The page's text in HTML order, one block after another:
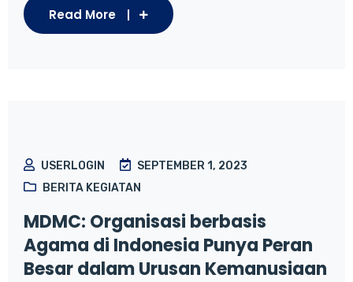
Read More
USERLOGIN
SEPTEMBER 1, 2023
BERITA KEGIATAN
MDMC: Organisasi berbasis
Agama di Indonesia Punya Peran
Besar dalam Urusan Kemanusiaan